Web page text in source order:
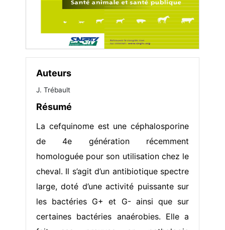
Auteurs
J. Trébault
Résumé
La cefquinome est une céphalosporine
de 4e génération récemment
homologuée pour son utilisation chez le
cheval. Il s’agit d’un antibiotique spectre
large, doté d’une activité puissante sur
les bactéries G+ et G- ainsi que sur
certaines bactéries anaérobies. Elle a